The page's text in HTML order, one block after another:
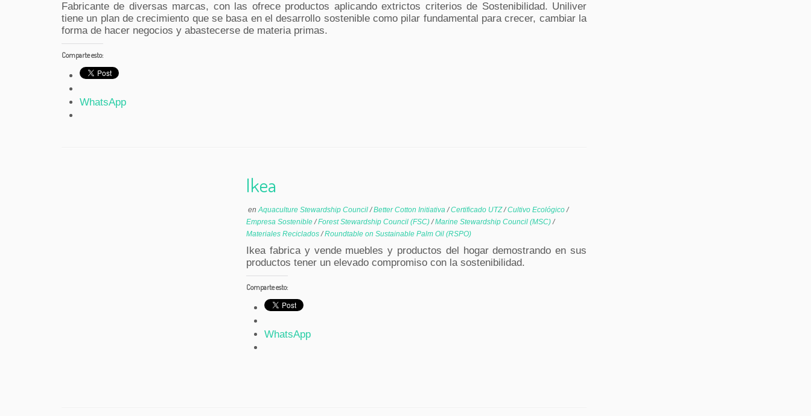
Fabricante de diversas marcas, con las ofrece productos aplicando extrictos criterios de Sostenibilidad. Uniliver
tiene un plan de crecimiento que se basa en el desarrollo sostenible como pilar fundamental para crecer, cambiar la
forma de hacer negocios y abastecerse de materia primas.
Comparte esto:
WhatsApp
Ikea
enAquaculture Stewardship Council/Better Cotton Initiativa/Certificado UTZ/Cultivo Ecológico/
Empresa Sostenible/Forest Stewardship Council (FSC)/Marine Stewardship Council (MSC)/
Materiales Reciclados/Roundtable on Sustainable Palm Oil (RSPO)
Ikea fabrica y vende muebles y productos del hogar demostrando en sus
productos tener un elevado compromiso con la sostenibilidad.
Comparte esto:
WhatsApp